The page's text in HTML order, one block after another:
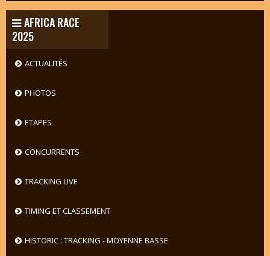
AFRICA RACE
2025
ACTUALITÉS
PHOTOS
ETAPES
CONCURRENTS
TRACKING LIVE
TIMING ET CLASSEMENT
HISTORIC : TRACKING - MOYENNE BASSE